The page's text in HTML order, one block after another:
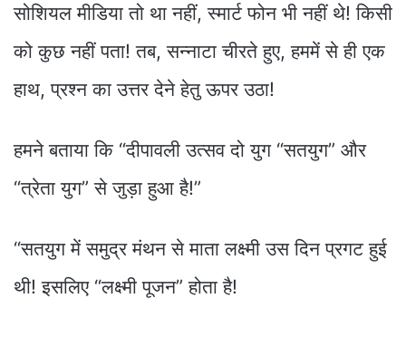
सोशियल मीडिया तो था नहीं, स्मार्ट फोन भी नहीं थे! किसी
को कुछ नहीं पता! तब, सन्नाटा चीरते हुए, हममें से ही एक
हाथ, प्रश्न का उत्तर देने हेतु ऊपर उठा!
हमने बताया कि “दीपावली उत्सव दो युग “सतयुग” और
“त्रेता युग” से जुड़ा हुआ है!”
“सतयुग में समुद्र मंथन से माता लक्ष्मी उस दिन प्रगट हुई
थी! इसलिए “लक्ष्मी पूजन” होता है!